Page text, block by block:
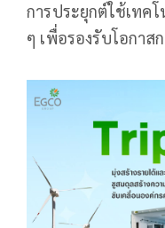
การประยุกต์ใช้เทค
ๆ เพื่อรองรับโอกาส